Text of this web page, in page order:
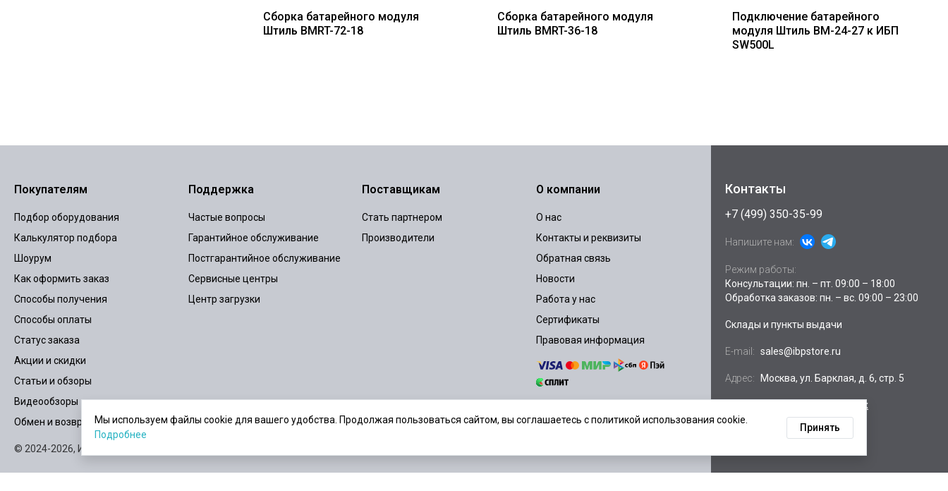
Сборка батарейного модуля
Штиль BMRT-72-18
Сборка батарейного модуля
Штиль BMRT-36-18
Подключение батарейного
модуля Штиль BM-24-27 к ИБП
SW500L
Покупателям
Подбор оборудования
Калькулятор подбора
Шоурум
Как оформить заказ
Способы получения
Способы оплаты
Статус заказа
Акции и скидки
Статьи и обзоры
Видеообзоры
Обмен и возврат
Поддержка
Частые вопросы
Гарантийное обслуживание
Постгарантийное обслуживание
Сервисные центры
Центр загрузки
Поставщикам
Стать партнером
Производители
О компании
О нас
Контакты и реквизиты
Обратная связь
Новости
Работа у нас
Сертификаты
Правовая информация
© 2024-2026, ИБПСТОР.РУ
Контакты
+7 (499) 350-35-99
Напишите нам:
Режим работы:
Консультации: пн. – пт. 09:00 – 18:00
Обработка заказов: пн. – вс. 09:00 – 23:00
Склады и пункты выдачи
E-mail: sales@ibpstore.ru
Адрес: Москва, ул. Барклая, д. 6, стр. 5
Яндекс.картах
Мы используем файлы cookie для вашего удобства. Продолжая пользоваться сайтом, вы соглашаетесь с политикой использования cookie.
Подробнее
Принять